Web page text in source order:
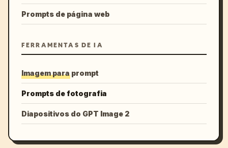
Prompts de página web
FERRAMENTAS DE IA
Imagem para prompt
Prompts de fotografia
Diapositivos do GPT Image 2